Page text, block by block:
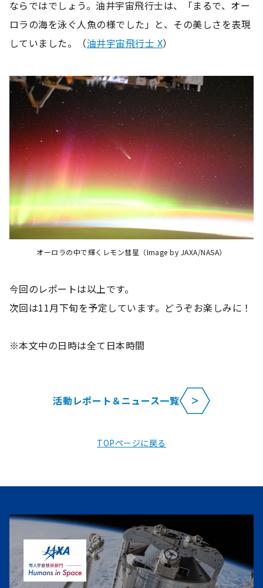
ならではでしょう。油井宇宙飛行士は、「まるで、オー
ロラの海を泳ぐ人魚の様でした」と、その美しさを表現
していました。（油井宇宙飛行士 X）
オーロラの中で輝くレモン彗星（Image by JAXA/NASA）
今回のレポートは以上です。
次回は11月下旬を予定しています。どうぞお楽しみに！
※本文中の日時は全て日本時間
活動レポート＆ニュース一覧
TOPページに戻る